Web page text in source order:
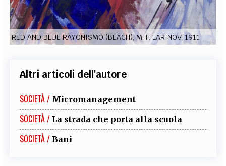
EXTRA
CODICI RUBRICHE LIBRI PROCEEDINGS PUBBLICITÀ CONTATTI
RED AND BLUE RAYONISMO (BEACH), M. F. LARINOV, 1911
Altri articoli dell'autore
SOCIETÀ / Micromanagement
SOCIETÀ / La strada che porta alla scuola
SOCIETÀ / Bani